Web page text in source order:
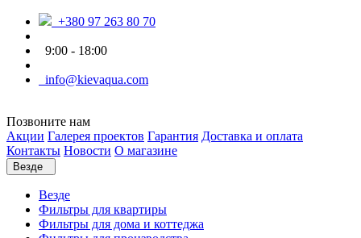
+380 97 263 80 70
9:00 - 18:00
info@kievaqua.com
Позвоните нам
Акции Галерея проектов Гарантия Доставка и оплата
Контакты Новости О магазине
Везде
Везде
Фильтры для квартиры
Фильтры для дома и коттеджа